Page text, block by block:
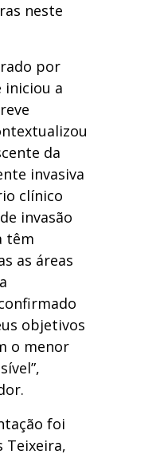
neste
por
iniciou a
da
invasiva
clínico
invasão
têm
as áreas
objetivos
o menor
foi
Teixeira,